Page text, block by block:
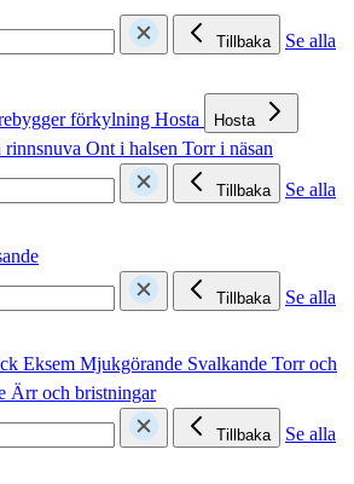
Tillbaka
Se alla
förkylning Hosta Hosta
rinnsnuva Ont i halsen Torr i näsan
Tillbaka
Se alla
Tillbaka
Se alla
Eksem Mjukgörande Svalkande Torr och
Ärr och bristningar
Tillbaka
Se alla